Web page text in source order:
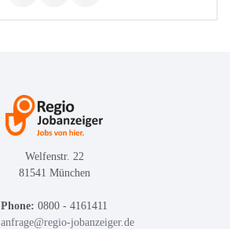
Welfenstr. 22
81541 München
Phone: 0800 - 4161411
anfrage@regio-jobanzeiger.de